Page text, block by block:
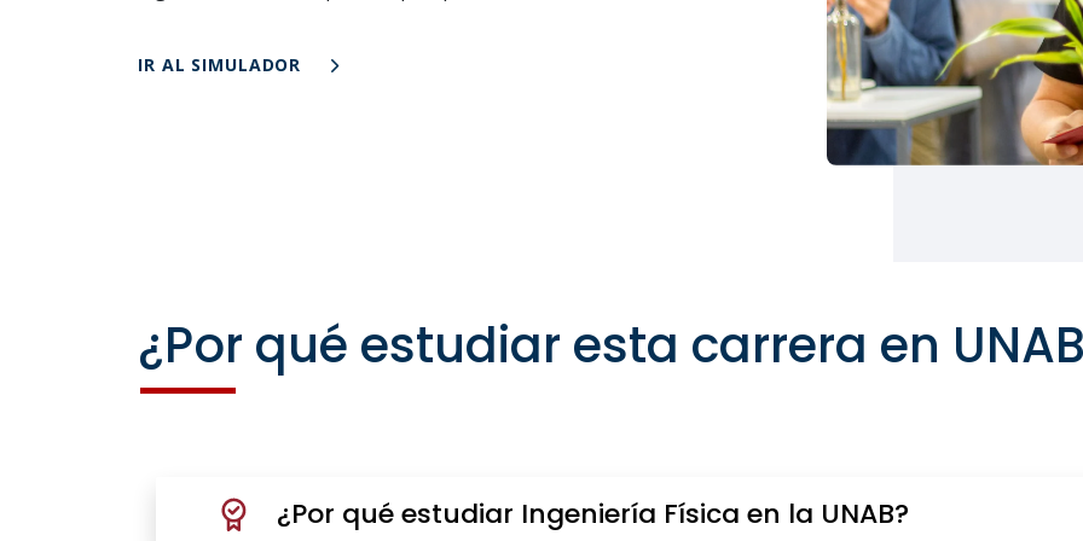
IR AL SIMULADOR
¿Por qué estudiar esta carrera en
¿Por qué estudiar Ingeniería Física en la UNAB?